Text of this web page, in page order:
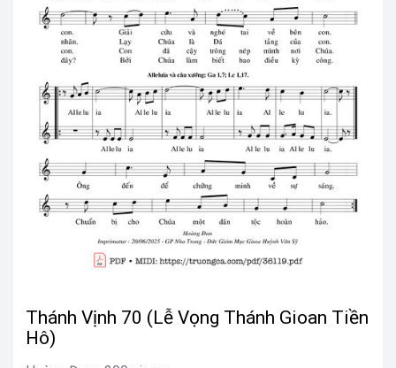
Thánh Vịnh 70 (Lễ Vọng Thánh Gioan Tiền
Hô)